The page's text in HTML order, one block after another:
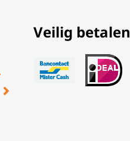
Veilig betalen